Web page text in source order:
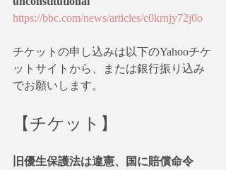
https://bbc.com/news/articles/c0krnjy72j0o
チケットの申し込みは以下のYahooチケ
ットサイトから、または銀行振り込み
でお願いします。
【チケット】
旧優生保護法は違憲、国に賠償命令